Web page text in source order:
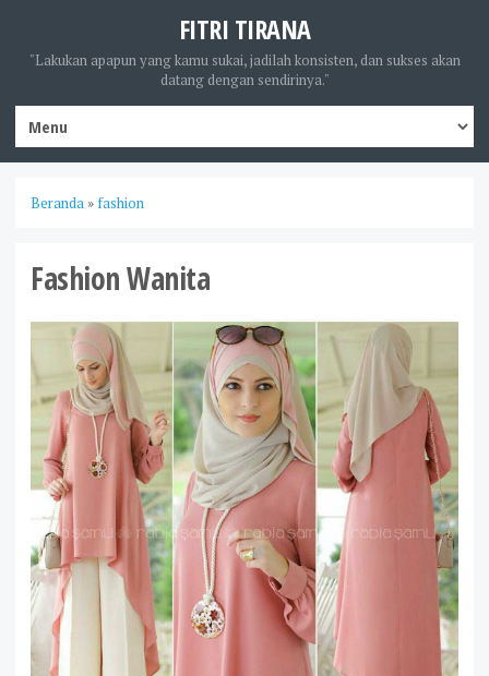
FITRI TIRANA
"Lakukan apapun yang kamu sukai, jadilah konsisten, dan sukses akan
datang dengan sendirinya."
Beranda » fashion
Fashion Wanita